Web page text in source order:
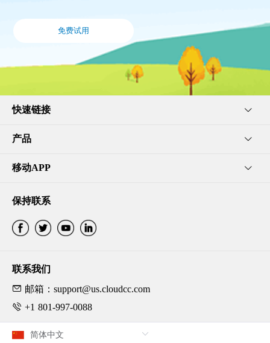
免费试用
快速链接
产品
移动APP
保持联系
联系我们
邮箱：support@us.cloudcc.com
+1 801-997-0088